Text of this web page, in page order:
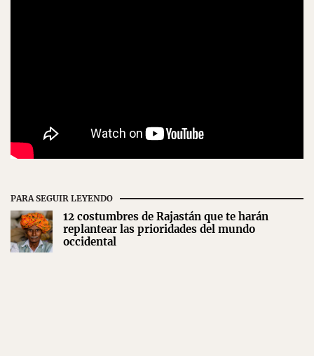
PARA SEGUIR LEYENDO
12 costumbres de Rajastán que te harán
replantear las prioridades del mundo
occidental